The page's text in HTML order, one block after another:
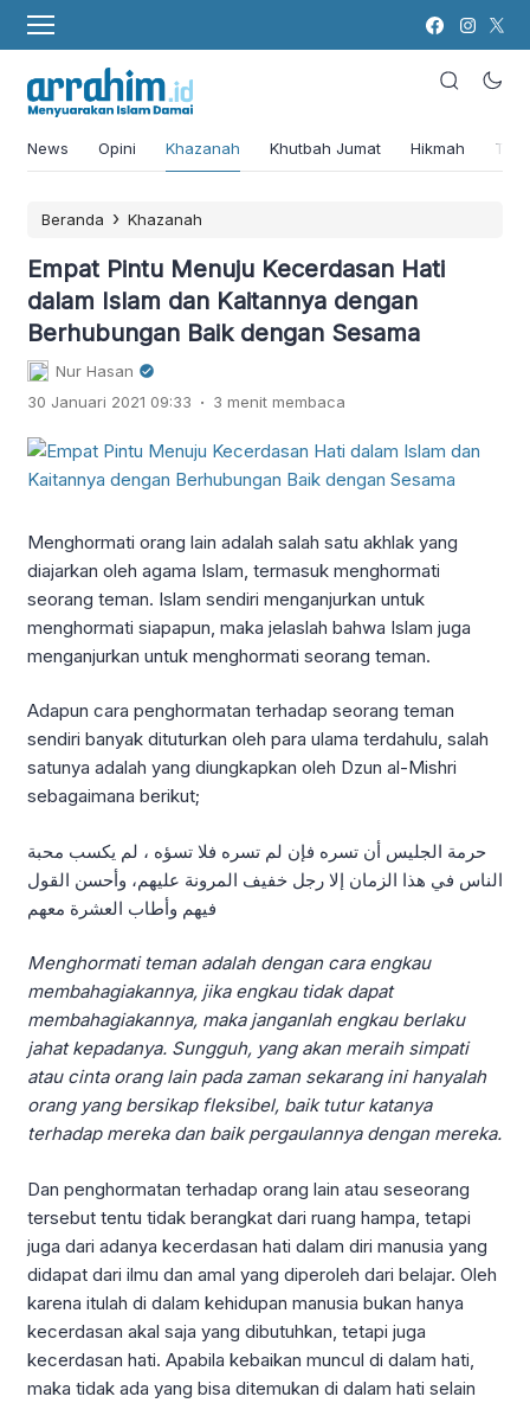
News Opini Khazanah Khutbah Jumat Hikmah
Beranda › Khazanah
Empat Pintu Menuju Kecerdasan Hati
dalam Islam dan Kaitannya dengan
Berhubungan Baik dengan Sesama
Nur Hasan
30 Januari 2021 09:33 . 3 menit membaca
Menghormati orang lain adalah salah satu akhlak yang
diajarkan oleh agama Islam, termasuk menghormati
seorang teman. Islam sendiri menganjurkan untuk
menghormati siapapun, maka jelaslah bahwa Islam juga
menganjurkan untuk menghormati seorang teman.
Adapun cara penghormatan terhadap seorang teman
sendiri banyak dituturkan oleh para ulama terdahulu, salah
satunya adalah yang diungkapkan oleh Dzun al-Mishri
sebagaimana berikut;
حرمة الجليس أن تسره فإن لم تسره فلا تسؤه ، لم يكسب محبة
الناس في هذا الزمان إلا رجل خفيف المرونة عليهم، وأحسن القول
فيهم وأطاب العشرة معهم
Menghormati teman adalah dengan cara engkau
membahagiakannya, jika engkau tidak dapat
membahagiakannya, maka janganlah engkau berlaku
jahat kepadanya. Sungguh, yang akan meraih simpati
atau cinta orang lain pada zaman sekarang ini hanyalah
orang yang bersikap fleksibel, baik tutur katanya
terhadap mereka dan baik pergaulannya dengan mereka.
Dan penghormatan terhadap orang lain atau seseorang
tersebut tentu tidak berangkat dari ruang hampa, tetapi
juga dari adanya kecerdasan hati dalam diri manusia yang
didapat dari ilmu dan amal yang diperoleh dari belajar. Oleh
karena itulah di dalam kehidupan manusia bukan hanya
kecerdasan akal saja yang dibutuhkan, tetapi juga
kecerdasan hati. Apabila kebaikan muncul di dalam hati,
maka tidak ada yang bisa ditemukan di dalam hati selain